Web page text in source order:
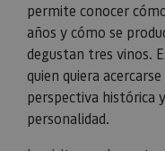
permite conocer
años y cómo se
degustan tres vinos.
quien quiera
perspectiva histórica
personalidad.